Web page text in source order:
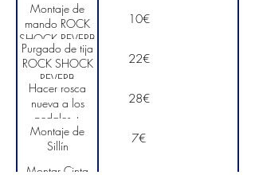
Montaje de
mando ROCK
SHOCK REVERB
10€
Purgado de tija
ROCK SHOCK
REVERB
22€
Hacer rosca
nueva a los
pedales +
Helicoil
28€
Montaje de
Sillín
7€
Montar Cinta